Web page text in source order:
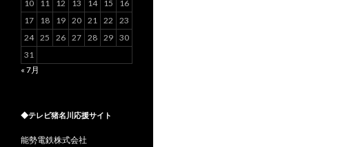
10 11 12 13 14 15
16
17
18 19 20 21 22
23
24 25 26 27 28 29 30
31
« 7月
◆テレビ猪名川応援サイト
能勢電鉄株式会社